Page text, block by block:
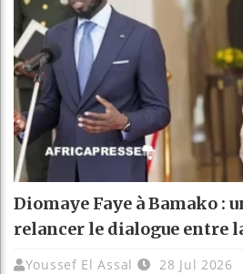
Diomaye Faye à Bamako :
relancer le dialogue entre la
Youssef El Assal 28 Jul 2026